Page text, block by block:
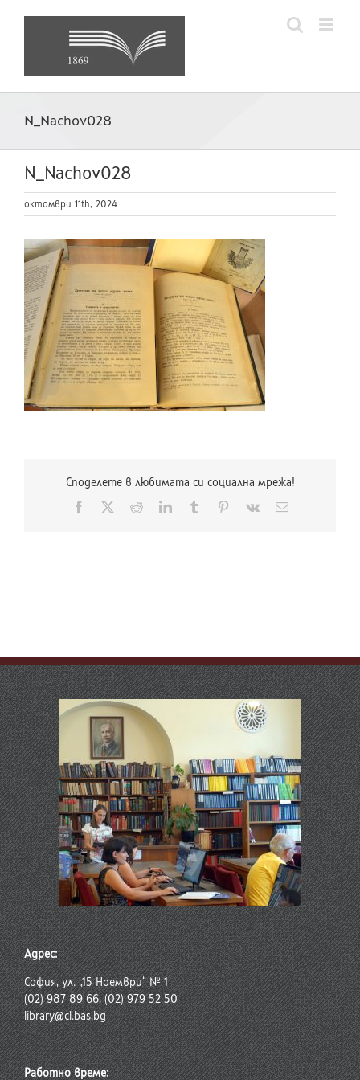
N_Nachov028
N_Nachov028
октомври 11th, 2024
Споделете в любимата си социална мрежа!
Facebook RedditLinkedInTumblr Pinterest
Vk
Електронна
Адрес:
София, ул. „15 Ноември“ № 1
(02) 987 89 66, (02) 979 52 50
library@cl.bas.bg
Работно време: